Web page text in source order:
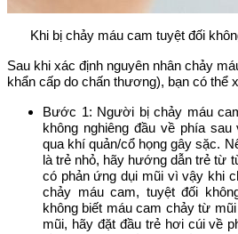
Khi bị chảy máu cam tuyệt đối
Sau khi xác định nguyên nhân chảy
khẩn cấp do chấn thương), bạn có thể
Bước 1: Người bị chảy máu
không nghiêng đầu về phía
qua khí quản/cổ họng gây sặc.
là trẻ nhỏ, hãy hướng dẫn trẻ từ
có phản ứng dụi mũi vì vậy khi
chảy máu cam, tuyệt đối
không biết máu cam chảy từ
mũi, hãy đặt đầu trẻ hơi cúi về